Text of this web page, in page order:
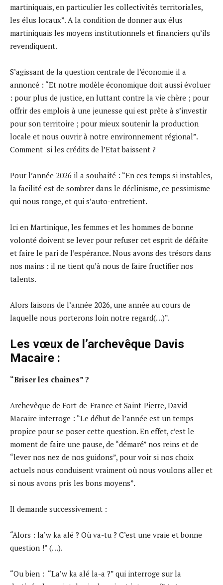
martiniquais, en particulier les collectivités territoriales,
les élus locaux”. A la condition de donner aux élus
martiniquais les moyens institutionnels et financiers qu’ils
revendiquent.
S’agissant de la question centrale de l’économie il a
annoncé : “Et notre modèle économique doit aussi évoluer
: pour plus de justice, en luttant contre la vie chère ; pour
offrir des emplois à une jeunesse qui est prête à s’investir
pour son territoire ; pour mieux soutenir la production
locale et nous ouvrir à notre environnement régional”.
Comment si les crédits de l’Etat baissent ?
Pour l’année 2026 il a souhaité : “En ces temps si instables,
la facilité est de sombrer dans le déclinisme, ce pessimisme
qui nous ronge, et qui s’auto-entretient.
Ici en Martinique, les femmes et les hommes de bonne
volonté doivent se lever pour refuser cet esprit de défaite
et faire le pari de l’espérance. Nous avons des trésors dans
nos mains : il ne tient qu’à nous de faire fructifier nos
talents.
Alors faisons de l’année 2026, une année au cours de
laquelle nous porterons loin notre regard(…)”.
Les vœux de l’archevêque Davis
Macaire :
“Briser les chaines” ?
Archevêque de Fort-de-France et Saint-Pierre, David
Macaire interroge : “Le début de l’année est un temps
propice pour se poser cette question. En effet, c’est le
moment de faire une pause, de “démaré” nos reins et de
“lever nos nez de nos guidons”, pour voir si nos choix
actuels nous conduisent vraiment où nous voulons aller et
si nous avons pris les bons moyens”.
Il demande successivement :
“Alors : la’w ka alé ? Où va-tu ? C’est une vraie et bonne
question !” (…).
“Ou bien : “La’w ka alé la-a ?” qui interroge sur la